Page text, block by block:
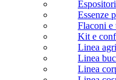
Espositori
Essenze
Flaconi e
Kit e
Linea
Linea
Linea